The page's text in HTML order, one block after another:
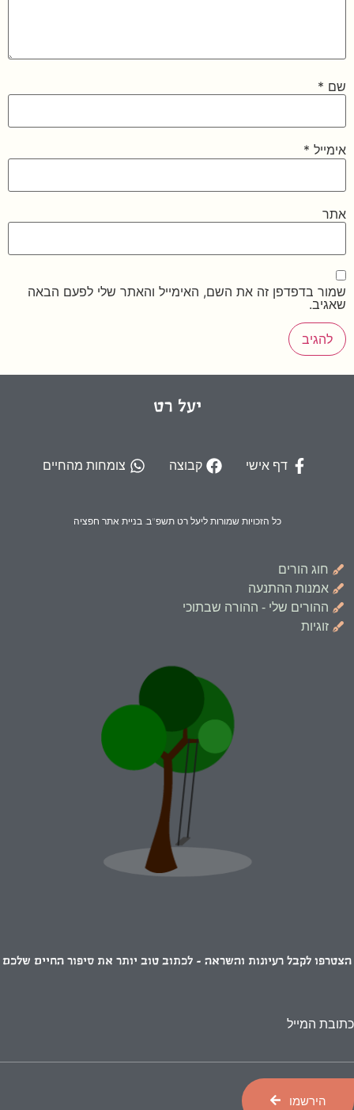
שם *
אימייל *
אתר
שמור בדפדפן זה את השם, האימייל והאתר שלי לפעם הבאה
שאגיב.
יעל רט
דף אישי קבוצה צומחות מהחיים
כל הזכויות שמורות ליעל רט תשפ"ב. בניית אתר חפציה
חוג הורים
אמנות ההתנעה
ההורים שלי - ההורה שבתוכי
זוגיות
הצטרפו לקבל רעיונות והשראה - לכתוב טוב יותר את סיפור החיים שלכם
כתובת המייל
הירשמו